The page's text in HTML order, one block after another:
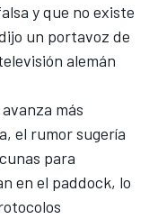
y que no existe
un portavoz de
alemán
más
el rumor sugería
para
en el paddock, lo